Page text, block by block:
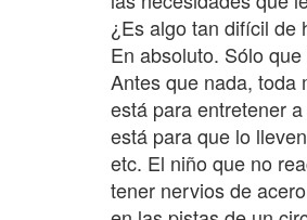
¿Es algo tan difícil de
En absoluto. Sólo
Antes que nada, toda
está para entretener
está para que lo
etc. El niño que no
tener nervios de